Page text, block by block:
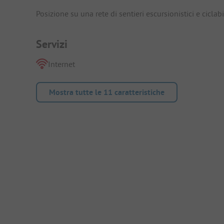
Posizione su una rete di sentieri escursionistici e
Servizi
Internet
Mostra tutte le 11 caratteristiche